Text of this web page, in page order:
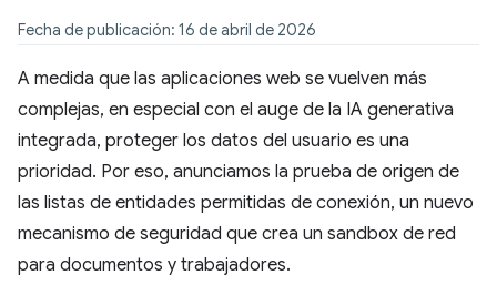
Fecha de publicación: 16 de abril de 2026
A medida que las aplicaciones web se vuelven más
complejas, en especial con el auge de la IA generativa
integrada, proteger los datos del usuario es una
prioridad. Por eso, anunciamos la prueba de origen de
las listas de entidades permitidas de conexión, un nuevo
mecanismo de seguridad que crea un sandbox de red
para documentos y trabajadores.